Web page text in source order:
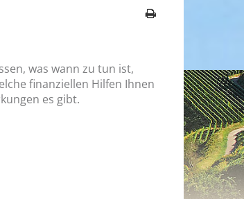
es gibt.